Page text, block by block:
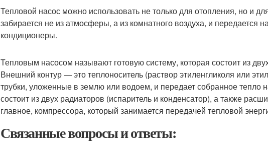
Тепловой насос можно использовать не только для отопления, но и
забирается не из атмосферы, а из комнатного воздуха, и передается
кондиционеры.
Тепловым насосом называют готовую систему, которая состоит из
Внешний контур — это теплоноситель (раствор этиленгликоля или
трубки, уложенные в землю или водоем, и передает собранное тепло
состоит из двух радиаторов (испаритель и конденсатор), а также
главное, компрессора, который занимается передачей тепловой
Связанные вопросы и ответы: